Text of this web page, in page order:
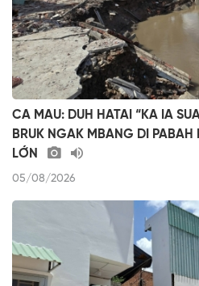
CA MAU: DUH HATAI “KA IA
BRUK NGAK MBANG DI
LỚN
05/08/2026